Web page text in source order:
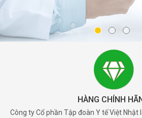
HÀNG CHÍNH
Công ty Cổ phần Tập đoàn Y tế Việt Nhật